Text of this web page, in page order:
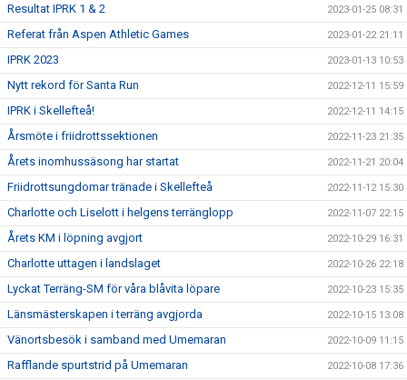
Resultat IPRK 1 & 2 2023-01-25 08:31
Referat från Aspen Athletic Games 2023-01-22 21:11
IPRK 2023 2023-01-13 10:53
Nytt rekord för Santa Run 2022-12-11 15:59
IPRK i Skellefteå! 2022-12-11 14:15
Årsmöte i friidrottssektionen 2022-11-23 21:35
Årets inomhussäsong har startat 2022-11-21 20:04
Friidrottsungdomar tränade i Skellefteå 2022-11-12 15:30
Charlotte och Liselott i helgens terränglopp 2022-11-07 22:15
Årets KM i löpning avgjort 2022-10-29 16:31
Charlotte uttagen i landslaget 2022-10-26 22:18
Lyckat Terräng-SM för våra blåvita löpare 2022-10-23 15:35
Länsmästerskapen i terräng avgjorda 2022-10-15 13:08
Vänortsbesök i samband med Umemaran 2022-10-09 11:15
Rafflande spurtstrid på Umemaran 2022-10-08 17:36